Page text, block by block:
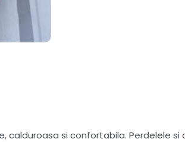
si confortabila. Perdelele